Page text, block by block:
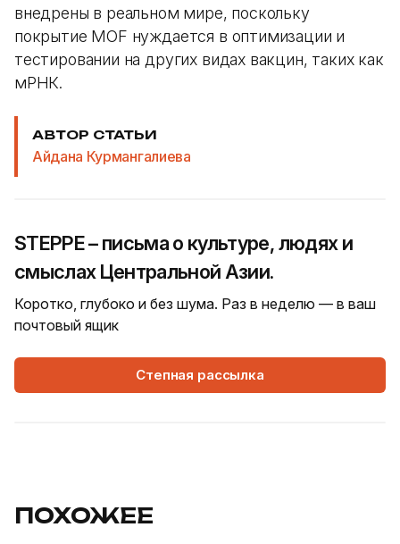
внедрены в реальном мире, поскольку
покрытие MOF нуждается в оптимизации и
тестировании на других видах вакцин, таких как
мРНК.
АВТОР СТАТЬИ
Айдана Курмангалиева
STEPPE – письма о культуре, людях и
смыслах Центральной Азии.
Коротко, глубоко и без шума. Раз в неделю — в ваш
почтовый ящик
Степная рассылка
ПОХОЖЕЕ